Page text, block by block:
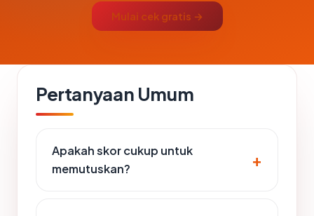
Mulai cek gratis →
Pertanyaan Umum
Apakah skor cukup untuk
memutuskan?